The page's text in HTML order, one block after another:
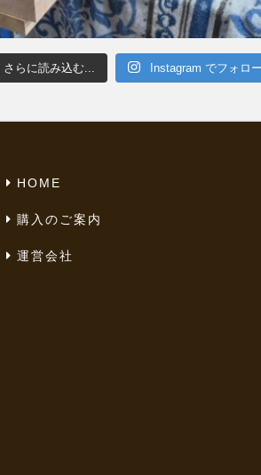
さらに読み込む... Instagram でフォロー
HOME
購入のご案内
運営会社